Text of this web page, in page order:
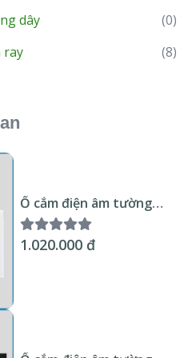
dây
(0)
ray
(8)
Ổ cắm điện âm tường
thông minh Wifi KNX
Smart Home đa năng +
sạc USB type A & C mặt
1.020.000 đ